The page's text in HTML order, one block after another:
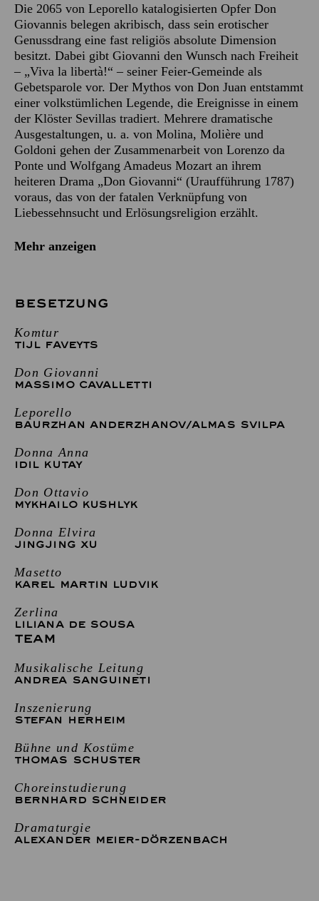
Die 2065 von Leporello katalogisierten Opfer Don
Giovannis belegen akribisch, dass sein erotischer
Genussdrang eine fast religiös absolute Dimension
besitzt. Dabei gibt Giovanni den Wunsch nach Freiheit
– „Viva la libertà!“ – seiner Feier-Gemeinde als
Gebetsparole vor. Der Mythos von Don Juan entstammt
einer volkstümlichen Legende, die Ereignisse in einem
der Klöster Sevillas tradiert. Mehrere dramatische
Ausgestaltungen, u. a. von Molina, Molière und
Goldoni gehen der Zusammenarbeit von Lorenzo da
Ponte und Wolfgang Amadeus Mozart an ihrem
heiteren Drama „Don Giovanni“ (Uraufführung 1787)
voraus, das von der fatalen Verknüpfung von
Liebessehnsucht und Erlösungsreligion erzählt.
Mehr anzeigen
BESETZUNG
Komtur
TIJL FAVEYTS
Don Giovanni
MASSIMO CAVALLETTI
Leporello
BAURZHAN ANDERZHANOV/ALMAS SVILPA
Donna Anna
IDIL KUTAY
Don Ottavio
MYKHAILO KUSHLYK
Donna Elvira
JINGJING XU
Masetto
KAREL MARTIN LUDVIK
Zerlina
LILIANA DE SOUSA
TEAM
Musikalische Leitung
ANDREA SANGUINETI
Inszenierung
STEFAN HERHEIM
Bühne und Kostüme
THOMAS SCHUSTER
Choreinstudierung
BERNHARD SCHNEIDER
Dramaturgie
ALEXANDER MEIER-DÖRZENBACH